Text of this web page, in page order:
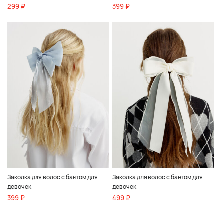
299 ₽ 399 ₽
Заколка для волос с бантом для
девочек
399 ₽
Заколка для волос с бантом для
девочек
499 ₽